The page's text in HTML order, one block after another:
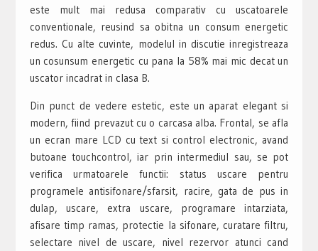
este mult mai redusa comparativ cu uscatoarele
conventionale, reusind sa obitna un consum energetic
redus. Cu alte cuvinte, modelul in discutie inregistreaza
un cosunsum energetic cu pana la 58% mai mic decat un
uscator incadrat in clasa B.
Din punct de vedere estetic, este un aparat elegant si
modern, fiind prevazut cu o carcasa alba. Frontal, se afla
un ecran mare LCD cu text si control electronic, avand
butoane touchcontrol, iar prin intermediul sau, se pot
verifica urmatoarele functii: status uscare pentru
programele antisifonare/sfarsit, racire, gata de pus in
dulap, uscare, extra uscare, programare intarziata,
afisare timp ramas, protectie la sifonare, curatare filtru,
selectare nivel de uscare, nivel rezervor atunci cand